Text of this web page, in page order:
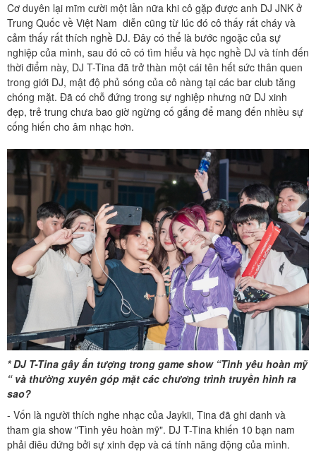
Cơ duyên lại mĩm cười một lần nữa khi cô gặp được anh DJ JNK ở
Trung Quốc về Việt Nam diễn cũng từ lúc đó cô thấy rất cháy và
cảm thấy rất thích nghề DJ. Đây có thể là bước ngoặc của sự
nghiệp của mình, sau đó cô có tìm hiểu và học nghề DJ và tính đến
thời điểm này, DJ T-Tina đã trở thàn một cái tên hết sức thân quen
trong giới DJ, mật độ phủ sóng của cô nàng tại các bar club tăng
chóng mặt. Đã có chỗ đứng trong sự nghiệp nhưng nữ DJ xinh
đẹp, trẻ trung chưa bao giờ ngừng cố gắng để mang đến nhiều sự
cống hiến cho âm nhạc hơn.
* DJ T-Tina gây ấn tượng trong game show “Tình yêu hoàn mỹ
“ và thường xuyên góp mặt các chương trình truyền hình ra
sao?
- Vốn là người thích nghe nhạc của Jaykii, Tina đã ghi danh và
tham gia show "Tình yêu hoàn mỹ". DJ T-Tina khiến 10 bạn nam
phải điêu đứng bởi sự xinh đẹp và cá tính năng động của mình.